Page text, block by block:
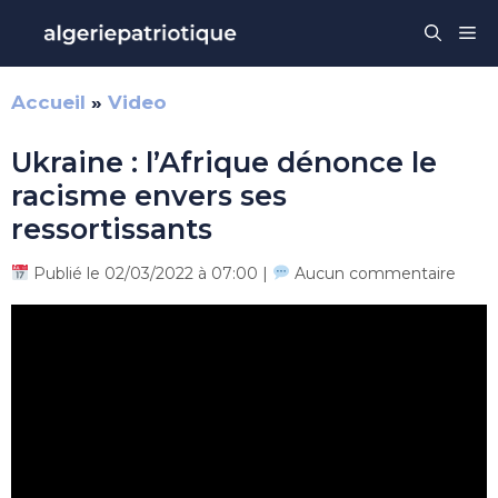
contenu
Accueil » Video
Ukraine : l’Afrique dénonce le
racisme envers ses
ressortissants
Publié le 02/03/2022 à 07:00 | Aucun commentaire